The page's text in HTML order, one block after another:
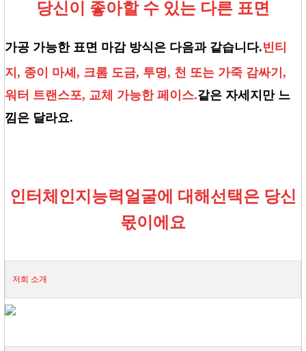
당신이 좋아할 수 있는 다른 표면
가공 가능한 표면 마감 방식은 다음과 같습니다.빈티
지, 종이 마셰, 크롬 도금, 투명, 천 또는 가죽 감싸기,
워터 트랜스포, 교체 가능한 페이스.같은 자세지만 느
낌은 달라요.
인터체인지 능력 얼굴에 대해 선택은 당신
몫이에요
저희 소개